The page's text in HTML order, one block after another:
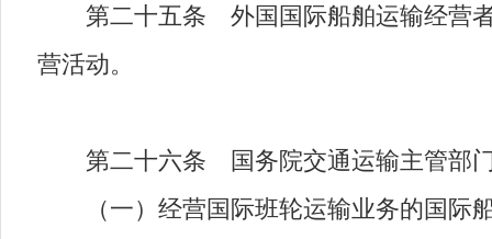
第二十五条 外国国际船舶运输经营者
营活动。
第二十六条 国务院交通运输主管部门
（一）经营国际班轮运输业务的国际船